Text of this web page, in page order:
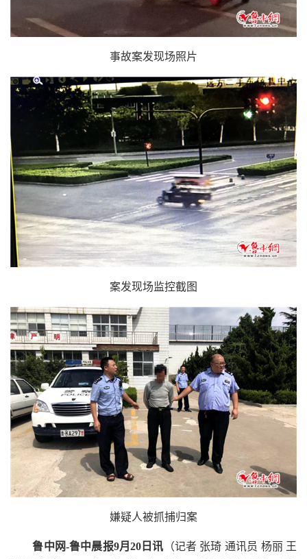
事故案发现场照片
案发现场监控截图
嫌疑人被抓捕归案
鲁中网-鲁中晨报9月20日讯 （记者 张琦 通讯员 杨丽 王